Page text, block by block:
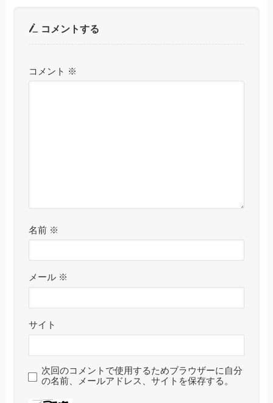
コメントする
コメント ※
名前 ※
メール ※
サイト
次回のコメントで使用するためブラウザーに自分
の名前、メールアドレス、サイトを保存する。